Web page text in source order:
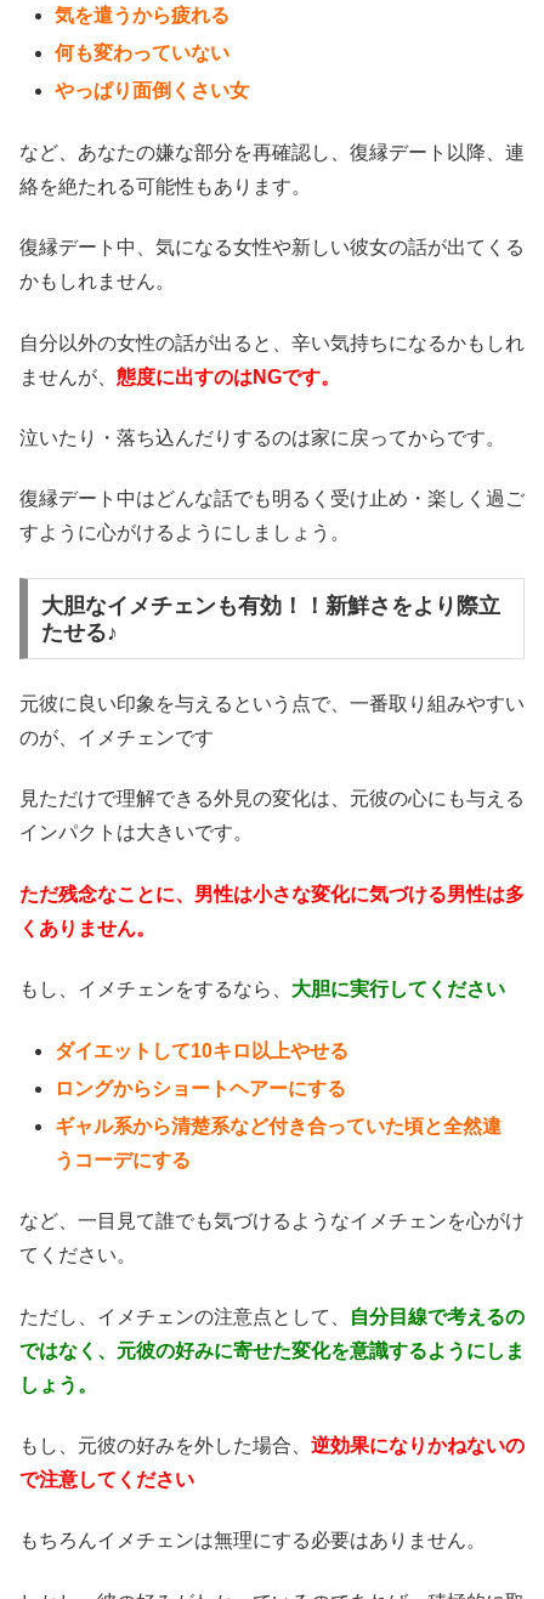
気を遣うから疲れる
何も変わっていない
やっぱり面倒くさい女
など、あなたの嫌な部分を再確認し、復縁デート以降、連
絡を絶たれる可能性もあります。
復縁デート中、気になる女性や新しい彼女の話が出てくる
かもしれません。
自分以外の女性の話が出ると、辛い気持ちになるかもしれ
ませんが、 態度に出すのはNGです。
泣いたり・落ち込んだりするのは家に戻ってからです。
復縁デート中はどんな話でも明るく受け止め・楽しく過ご
すように心がけるようにしましょう。
大胆なイメチェンも有効！！新鮮さをより際立
たせる♪
元彼に良い印象を与えるという点で、一番取り組みやすい
のが、イメチェンです
見ただけで理解できる外見の変化は、元彼の心にも与える
インパクトは大きいです。
ただ残念なことに、男性は小さな変化に気づける男性は多
くありません。
もし、イメチェンをするなら、 大胆に実行してください
ダイエットして10キロ以上やせる
ロングからショートヘアーにする
ギャル系から清楚系など付き合っていた頃と全然違
うコーデにする
など、一目見て誰でも気づけるようなイメチェンを心がけ
てください。
ただし、イメチェンの注意点として、
自分目線で考えるの
ではなく、元彼の好みに寄せた変化を意識するようにしま
しょう。
もし、元彼の好みを外した場合、 逆効果になりかねないの
で注意してください
もちろんイメチェンは無理にする必要はありません。